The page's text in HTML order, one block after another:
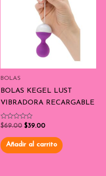
BOLAS
BOLAS KEGEL LUST
VIBRADORA RECARGABLE
Valorado
de
5
$69.00 $39.00
Añadir al carrito